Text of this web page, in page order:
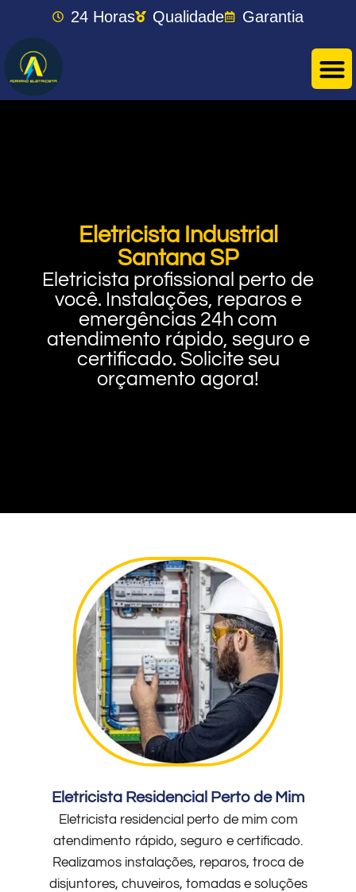
24 Horas Qualidade Garantia
Eletricista Industrial
Santana SP
Eletricista profissional perto de
você. Instalações, reparos e
emergências 24h com
atendimento rápido, seguro e
certificado. Solicite seu
orçamento agora!
Eletricista Residencial Perto de Mim
Eletricista residencial perto de mim com
atendimento rápido, seguro e certificado.
Realizamos instalações, reparos, troca de
disjuntores, chuveiros, tomadas e soluções